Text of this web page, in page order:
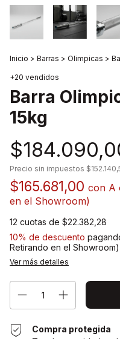
Inicio > Barras > Olimpicas >
+20 vendidos
Barra
15kg
Precio sin impuestos
$165.681,00 con A
en el Showroom)
12 cuotas de $22.382,28
10% de descuento
Retirando en el Showroom)
Ver más detalles
Compra protegida